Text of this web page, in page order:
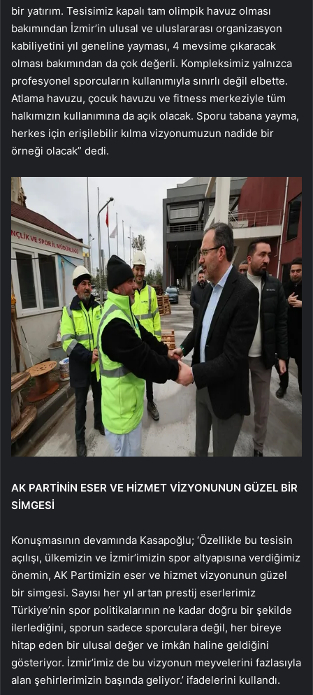
bir yatırım. Tesisimiz kapalı tam olimpik havuz olması
bakımından İzmir’in ulusal ve uluslararası organizasyon
kabiliyetini yıl geneline yayması, 4 mevsime çıkaracak
olması bakımından da çok değerli. Kompleksimiz yalnızca
profesyonel sporcuların kullanımıyla sınırlı değil elbette.
Atlama havuzu, çocuk havuzu ve fitness merkeziyle tüm
halkımızın kullanımına da açık olacak. Sporu tabana yayma,
herkes için erişilebilir kılma vizyonumuzun nadide bir
örneği olacak” dedi.
AK PARTİNİN ESER VE HİZMET VİZYONUNUN GÜZEL BİR
SİMGESİ
Konuşmasının devamında Kasapoğlu; ‘Özellikle bu tesisin
açılışı, ülkemizin ve İzmir’imizin spor altyapısına verdiğimiz
önemin, AK Partimizin eser ve hizmet vizyonunun güzel
bir simgesi. Sayısı her yıl artan prestij eserlerimiz
Türkiye’nin spor politikalarının ne kadar doğru bir şekilde
ilerlediğini, sporun sadece sporculara değil, her bireye
hitap eden bir ulusal değer ve imkân haline geldiğini
gösteriyor. İzmir’imiz de bu vizyonun meyvelerini fazlasıyla
alan şehirlerimizin başında geliyor.’ ifadelerini kullandı.